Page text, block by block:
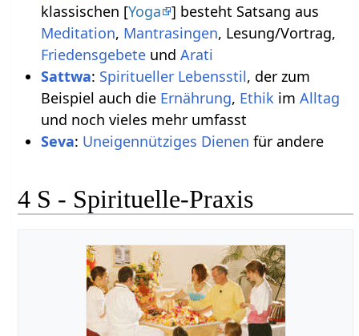
klassischen [Yoga ] besteht Satsang aus
Meditation, Mantrasingen, Lesung/Vortrag,
Friedensgebeteund Arati
Sattwa: Spiritueller Lebensstil, der zum
Beispiel auch die Ernährung, Ethikim Alltag
und noch vieles mehr umfasst
Seva: Uneigennütziges Dienen für andere
4 S - Spirituelle-Praxis